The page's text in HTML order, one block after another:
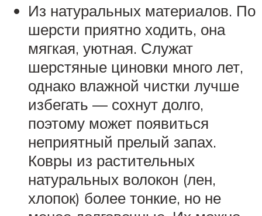
Из натуральных материалов. По
шерсти приятно ходить, она
мягкая, уютная. Служат
шерстяные циновки много лет,
однако влажной чистки лучше
избегать — сохнут долго,
поэтому может появиться
неприятный прелый запах.
Ковры из растительных
натуральных волокон (лен,
хлопок) более тонкие, но не